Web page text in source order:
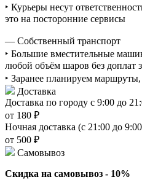
‣ Курьеры несут
это на посторонние сервисы
— Собственный транспорт
‣ Большие вместительные
любой объём шаров без доплат
‣ Заранее планируем
Доставка
Доставка по городу с 9:00 до
от 180 ₽
Ночная доставка (с 21:00 до
от 500 ₽
Самовывоз
Скидка на самовывоз - 10%